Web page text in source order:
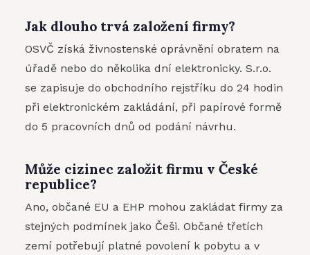
Jak dlouho trvá založení firmy?
OSVČ získá živnostenské oprávnění obratem na
úřadě nebo do několika dní elektronicky. S.r.o.
se zapisuje do obchodního rejstříku do 24 hodin
při elektronickém zakládání, při papírové formě
do 5 pracovních dnů od podání návrhu.
Může cizinec založit firmu v České
republice?
Ano, občané EU a EHP mohou zakládat firmy za
stejných podmínek jako Češi. Občané třetích
zemí potřebují platné povolení k pobytu a v